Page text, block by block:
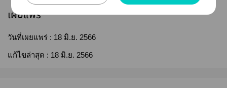
เผยแพร่
วันที่เผยแพร่ : 18 มิ.ย. 2566
แก้ไขล่าสุด : 18 มิ.ย. 2566